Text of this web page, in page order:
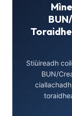
Stiùireadh
BUN/